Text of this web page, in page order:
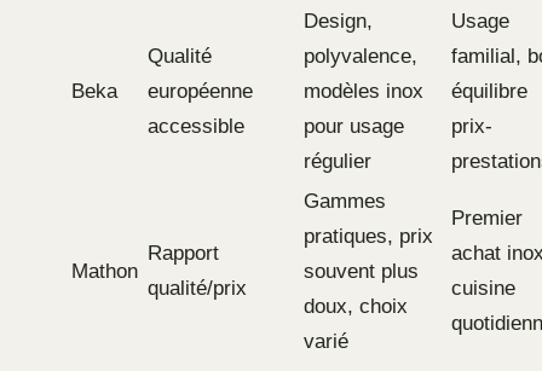
Beka
Qualité
européenne
accessible
Design,
polyvalence,
modèles inox
pour usage
régulier
Usage
familial,
équilibre
prix-
Mathon
Rapport
qualité/prix
Gammes
pratiques, prix
souvent plus
doux, choix
varié
Premier
achat
cuisine